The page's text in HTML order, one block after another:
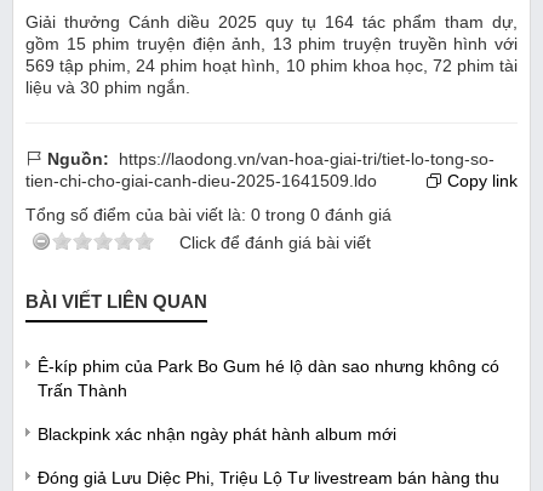
Giải thưởng Cánh diều 2025 quy tụ 164 tác phẩm tham dự,
gồm 15 phim truyện điện ảnh, 13 phim truyện truyền hình với
569 tập phim, 24 phim hoạt hình, 10 phim khoa học, 72 phim tài
liệu và 30 phim ngắn.
Nguồn:
https://laodong.vn/van-hoa-giai-tri/tiet-lo-tong-so-
tien-chi-cho-giai-canh-dieu-2025-1641509.ldo
Copy link
Tổng số điểm của bài viết là: 0 trong 0 đánh giá
Click để đánh giá bài viết
BÀI VIẾT LIÊN QUAN
Ê-kíp phim của Park Bo Gum hé lộ dàn sao nhưng không có
Trấn Thành
Blackpink xác nhận ngày phát hành album mới
Đóng giả Lưu Diệc Phi, Triệu Lộ Tư livestream bán hàng thu